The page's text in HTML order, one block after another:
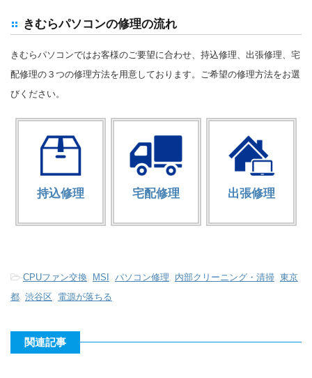
きむらパソコンの修理の流れ
きむらパソコンではお客様のご要望に合わせ、持込修理、出張修理、宅
配修理の３つの修理方法を用意しております。ご希望の修理方法をお選
びください。
持込修理 宅配修理 出張修理
-CPUファン交換 MSI パソコン修理 内部クリーニング・清掃 東京
都 渋谷区 電源が落ちる
関連記事